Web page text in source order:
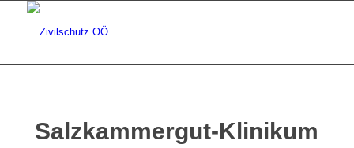
Salzkammergut-Klinikum